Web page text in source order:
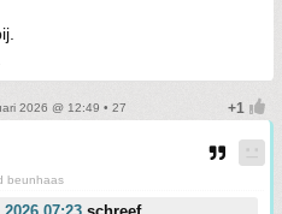
2026 @ 12:49 • 27
beunhaas